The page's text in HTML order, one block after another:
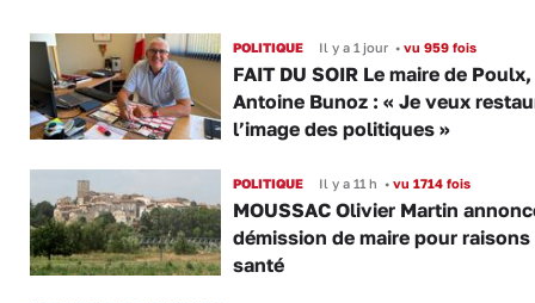
POLITIQUE Il y a 1 jour •vu 959 fois
FAIT DU SOIR Le maire de
Antoine Bunoz : « Je veux
l’image des politiques »
POLITIQUE Il y a 11 h •vu 1714 fois
MOUSSAC Olivier Martin
démission de maire pour raisons
santé